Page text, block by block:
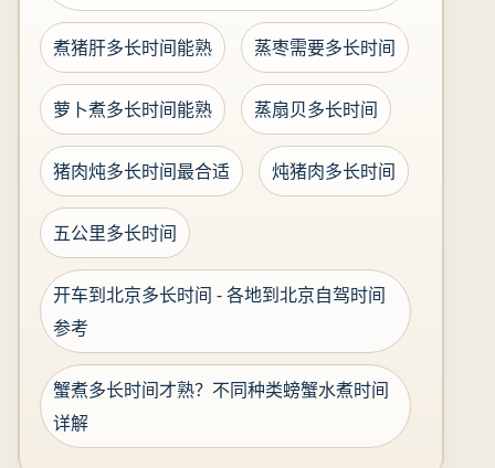
煮猪肝多长时间能熟 蒸枣需要多长时间
萝卜煮多长时间能熟 蒸扇贝多长时间
猪肉炖多长时间最合适 炖猪肉多长时间
五公里多长时间
开车到北京多长时间 - 各地到北京自驾时间
参考
蟹煮多长时间才熟？不同种类螃蟹水煮时间
详解